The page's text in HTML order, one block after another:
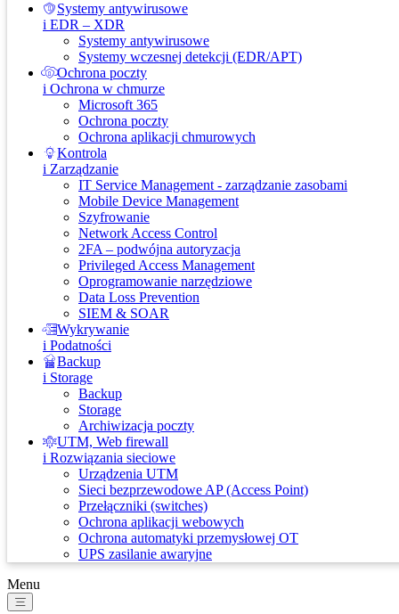
Systemy antywirusowe
i EDR – XDR
Systemy antywirusowe
Systemy wczesnej detekcji (EDR/APT)
Ochrona poczty
i Ochrona w chmurze
Microsoft 365
Ochrona poczty
Ochrona aplikacji chmurowych
Kontrola
i Zarządzanie
IT Service Management - zarządzanie zasobami
Mobile Device Management
Szyfrowanie
Network Access Control
2FA – podwójna autoryzacja
Privileged Access Management
Oprogramowanie narzędziowe
Data Loss Prevention
SIEM & SOAR
Wykrywanie
i Podatności
Backup
i Storage
Backup
Storage
Archiwizacja poczty
UTM, Web firewall
i Rozwiązania sieciowe
Urządzenia UTM
Sieci bezprzewodowe AP (Access Point)
Przełączniki (switches)
Ochrona aplikacji webowych
Ochrona automatyki przemysłowej OT
UPS zasilanie awaryjne
Menu